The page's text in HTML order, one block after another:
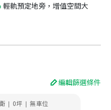
輕軌預定地旁，增值空間大
編輯篩選條件
| 0坪 | 無車位